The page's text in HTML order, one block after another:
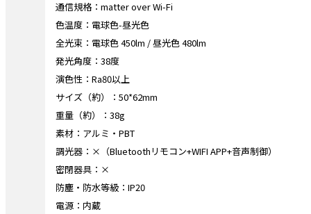
通信規格：matter over Wi-Fi
色温度：電球色-昼光色
全光束：電球色 450lm / 昼光色 480lm
発光角度：38度
演色性：Ra80以上
サイズ（約）：50*62mm
重量（約）：38g
素材：アルミ・PBT
調光器：×（Bluetoothリモコン+WIFI APP+音声制御）
密閉器具：×
防塵・防水等級：IP20
電源：内蔵